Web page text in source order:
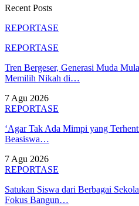
Recent Posts
REPORTASE
REPORTASE
Tren Bergeser, Generasi Muda
Memilih Nikah di…
7 Agu 2026
REPORTASE
‘Agar Tak Ada Mimpi yang
Beasiswa…
7 Agu 2026
REPORTASE
Satukan Siswa dari Berbagai
Fokus Bangun…